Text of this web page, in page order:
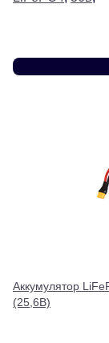
Аккумулятор
(25,6В)